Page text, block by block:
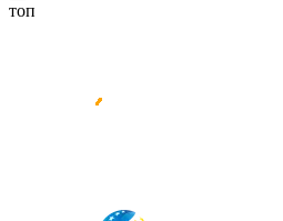
топ